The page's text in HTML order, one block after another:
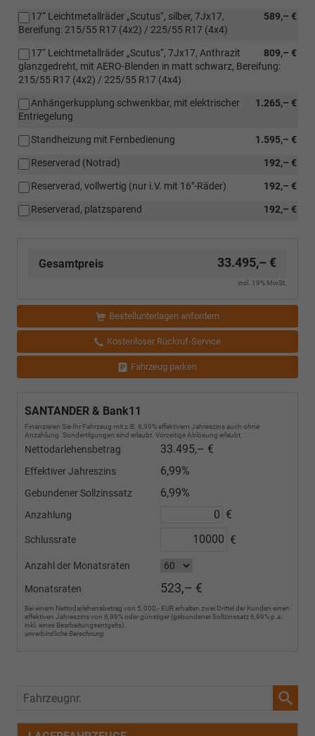
589,– €
17“ Leichtmetallräder „Scutus“, silber, 7Jx17,
Bereifung: 215/55 R17 (4x2) / 225/55 R17 (4x4)
809,– €
17“ Leichtmetallräder „Scutus“, 7Jx17, Anthrazit
glanzgedreht, mit AERO-Blenden in matt schwarz, Bereifung:
215/55 R17 (4x2) / 225/55 R17 (4x4)
1.265,– €
Anhängerkupplung schwenkbar, mit elektrischer
Entriegelung
1.595,– €
Standheizung mit Fernbedienung
192,– €
Reserverad (Notrad)
192,– €
Reserverad, vollwertig (nur i.V. mit 16"-Räder)
192,– €
Reserverad, platzsparend
Gesamtpreis 33.495,– €
incl. 19% MwSt.
Bestellunterlagen anfordern
Kostenloser Rückruf-Service
Fahrzeug parken
SANTANDER & Bank11
Finanzieren Sie Ihr Fahrzeug mit z.B. 6,99% effektivem Jahreszins auch ohne
Anzahlung. Sondertilgungen sind erlaubt. Vorzeitige Ablösung erlaubt.
Nettodarlehensbetrag 33.495,– €
Effektiver Jahreszins 6,99%
Gebundener Sollzinssatz 6,99%
Anzahlung €
Schlussrate €
Anzahl der Monatsraten
Monatsraten 523,– €
Bei einem Nettodarlehensbetrag von 5.000,- EUR erhalten zwei Drittel der Kunden einen
effektiven Jahreszins von 6,99% oder günstiger (gebundener Sollzinssatz 6,99% p.a.
inkl. eines Bearbeitungsentgelts).
unverbindliche Berechnung
Fahrzeugnr.